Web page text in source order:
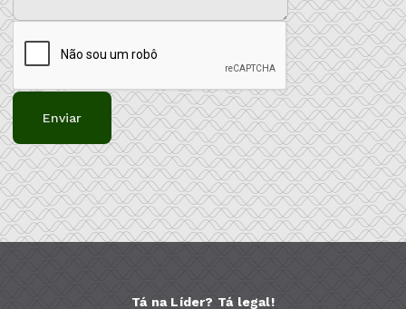
Enviar
Tá na Líder? Tá legal!